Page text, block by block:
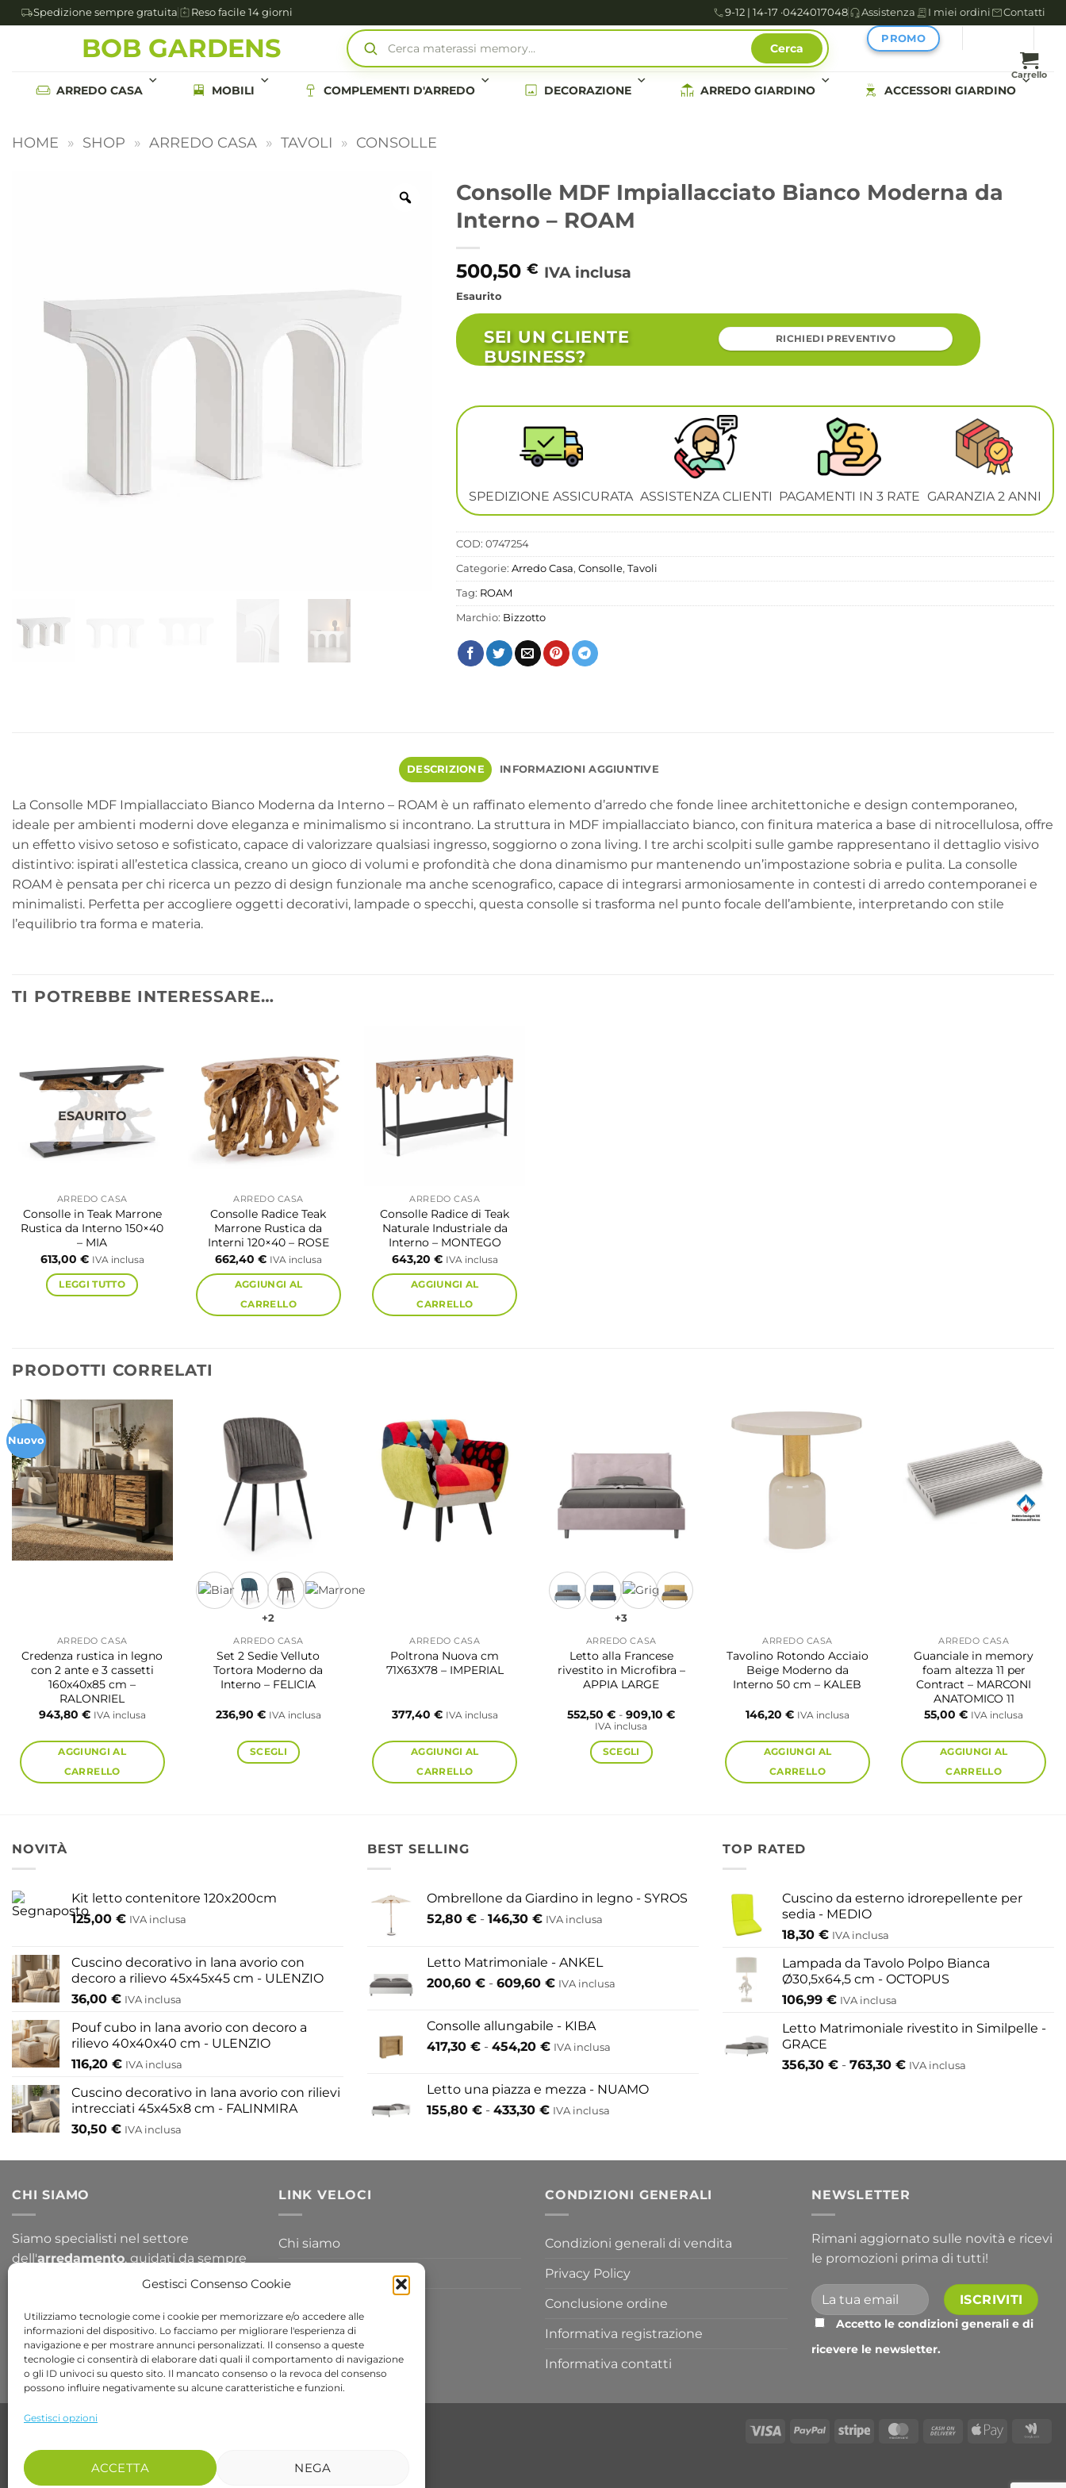
Gestisci Consenso Cookie
Utilizziamo tecnologie come i cookie per memorizzare e/o accedere alle
informazioni del dispositivo. Lo facciamo per migliorare l'esperienza di
navigazione e per mostrare annunci personalizzati. Il consenso a queste
tecnologie ci consentirà di elaborare dati quali il comportamento di navigazione
o gli ID univoci su questo sito. Il mancato consenso o la revoca del consenso
possono influire negativamente su alcune caratteristiche e funzioni.
Gestisci opzioni
ACCETTA NEGA
Spedizione sempre gratuita Reso facile 14 giorni 9-12 | 14-17 ·0424017048 Assistenza I miei ordini Contatti
BOB GARDENS Cerca materassi memory… Cerca
PROMO
Carrello
ARREDO CASA MOBILI COMPLEMENTI D'ARREDO DECORAZIONE ARREDO GIARDINO ACCESSORI GIARDINO
HOME » SHOP » ARREDO CASA » TAVOLI » CONSOLLE
Consolle MDF Impiallacciato Bianco Moderna da
Interno – ROAM
500,50 € IVA inclusa
Esaurito
SEI UN CLIENTE
BUSINESS?
RICHIEDI PREVENTIVO
SPEDIZIONE ASSICURATA ASSISTENZA CLIENTI PAGAMENTI IN 3 RATE GARANZIA 2 ANNI
COD: 0747254
Categorie: Arredo Casa, Consolle, Tavoli
Tag: ROAM
Marchio: Bizzotto
DESCRIZIONE INFORMAZIONI AGGIUNTIVE
La Consolle MDF Impiallacciato Bianco Moderna da Interno – ROAM è un raffinato elemento d’arredo che fonde linee architettoniche e design contemporaneo,
ideale per ambienti moderni dove eleganza e minimalismo si incontrano. La struttura in MDF impiallacciato bianco, con finitura materica a base di nitrocellulosa, offre
un effetto visivo setoso e sofisticato, capace di valorizzare qualsiasi ingresso, soggiorno o zona living. I tre archi scolpiti sulle gambe rappresentano il dettaglio visivo
distintivo: ispirati all’estetica classica, creano un gioco di volumi e profondità che dona dinamismo pur mantenendo un’impostazione sobria e pulita. La consolle
ROAM è pensata per chi ricerca un pezzo di design funzionale ma anche scenografico, capace di integrarsi armoniosamente in contesti di arredo contemporanei e
minimalisti. Perfetta per accogliere oggetti decorativi, lampade o specchi, questa consolle si trasforma nel punto focale dell’ambiente, interpretando con stile
l’equilibrio tra forma e materia.
TI POTREBBE INTERESSARE…
ESAURITO
ARREDO CASA
Consolle in Teak Marrone
Rustica da Interno 150×40
– MIA
613,00 € IVA inclusa
LEGGI TUTTO
ARREDO CASA
Consolle Radice Teak
Marrone Rustica da
Interni 120×40 – ROSE
662,40 € IVA inclusa
AGGIUNGI AL
CARRELLO
ARREDO CASA
Consolle Radice di Teak
Naturale Industriale da
Interno – MONTEGO
643,20 € IVA inclusa
AGGIUNGI AL
CARRELLO
PRODOTTI CORRELATI
Nuovo
ARREDO CASA
Credenza rustica in legno
con 2 ante e 3 cassetti
160x40x85 cm –
RALONRIEL
943,80 € IVA inclusa
AGGIUNGI AL
CARRELLO
+2
ARREDO CASA
Set 2 Sedie Velluto
Tortora Moderno da
Interno – FELICIA
236,90 € IVA inclusa
SCEGLI
opzioni
scelte
nella
prodotto
ARREDO CASA
Poltrona Nuova cm
71X63X78 – IMPERIAL
377,40 € IVA inclusa
AGGIUNGI AL
CARRELLO
+3
ARREDO CASA
Letto alla Francese
rivestito in Microfibra –
APPIA LARGE
552,50€ - 909,10€Fascia
IVA inclusa
SCEGLI
opzioni
ARREDO CASA
Tavolino Rotondo Acciaio
Beige Moderno da
Interno 50 cm – KALEB
146,20 € IVA inclusa
AGGIUNGI AL
CARRELLO
ARREDO CASA
Guanciale in memory
foam altezza 11 per
Contract – MARCONI
ANATOMICO 11
55,00€ IVA inclusa
AGGIUNGI AL
CARRELLO
NOVITÀ
Kit letto contenitore 120x200cm
125,00 € IVA inclusa
Cuscino decorativo in lana avorio con
decoro a rilievo 45x45x45 cm - ULENZIO
36,00 € IVA inclusa
Pouf cubo in lana avorio con decoro a
rilievo 40x40x40 cm - ULENZIO
116,20 € IVA inclusa
Cuscino decorativo in lana avorio con rilievi
intrecciati 45x45x8 cm - FALINMIRA
30,50 € IVA inclusa
BEST SELLING
Ombrellone da Giardino in legno - SYROS
52,80 € - 146,30 €Fascia
da
52,80 €
146,30 €
IVA inclusa
Letto Matrimoniale - ANKEL
200,60 € - 609,60 €Fascia
da
200,60 €
609,60 €
IVA inclusa
Consolle allungabile - KIBA
417,30 € - 454,20 €Fascia
da
417,30 €
IVA inclusa
Letto una piazza e mezza - NUAMO
155,80 € - 433,30 €Fascia
da
a
IVA inclusa
TOP RATED
Cuscino da esterno idrorepellente per
sedia - MEDIO
18,30 € IVA inclusa
Lampada da Tavolo Polpo Bianca
Ø30,5x64,5 cm - OCTOPUS
106,99 € IVA inclusa
Letto Matrimoniale rivestito in Similpelle -
GRACE
356,30 € - 763,30 €Fascia
763,30 €
IVA inclusa
CHI SIAMO
Siamo specialisti nel settore
dell'arredamento, guidati da sempre
per la passione del design. Arredare il
stato così semplice, dai un occhiata a
tutte le nostre collezioni!
LINK VELOCI
Chi siamo
CONDIZIONI GENERALI
Condizioni generali di vendita
Privacy Policy
Conclusione ordine
Informativa registrazione
Informativa contatti
NEWSLETTER
Rimani aggiornato sulle novità e ricevi
le promozioni prima di tutti!
Accetto le condizioni generali e di
ricevere le newsletter.
Visa PayPal Stripe MasterCard
Cash
Apple
Copyright 2026 ©
P.IVA e CF: 04486540240
REA: VI-407698 - Cap. soc. € 10.000,00 i.v.